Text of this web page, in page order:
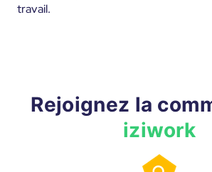
travail.
Rejoignez la
iziwork